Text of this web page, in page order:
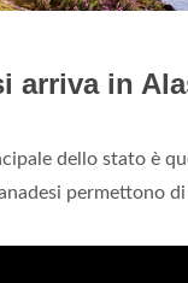
arriva in
dello stato è
permettono